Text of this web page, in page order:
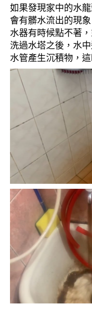
如果發現家中的水
會有髒水流出的現
水器有時候點不著
洗過水塔之後，水
水管產生沉積物，